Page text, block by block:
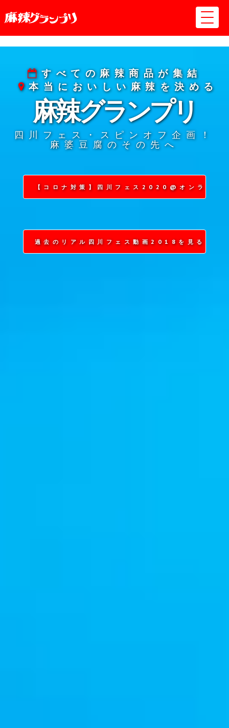
すべての麻辣商品が集結
本当においしい麻辣を決める
麻辣グランプリ
四川フェス・スピンオフ企画！
麻婆豆腐のその先へ
【コロナ対策】四川フェス2020@オンライン
過去のリアル四川フェス動画2018を見る